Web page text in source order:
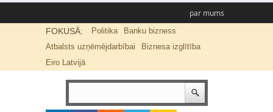
par mums
FOKUSĀ: Politika
Banku bizness
Atbalsts uzņēmējdarbībai
Biznesa izglītība
Eiro Latvijā